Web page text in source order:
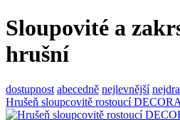
Sloupovité a
hrušní
dostupnost abecedně nejlevnější
Hrušeň sloupcovitě rostoucí DECORA